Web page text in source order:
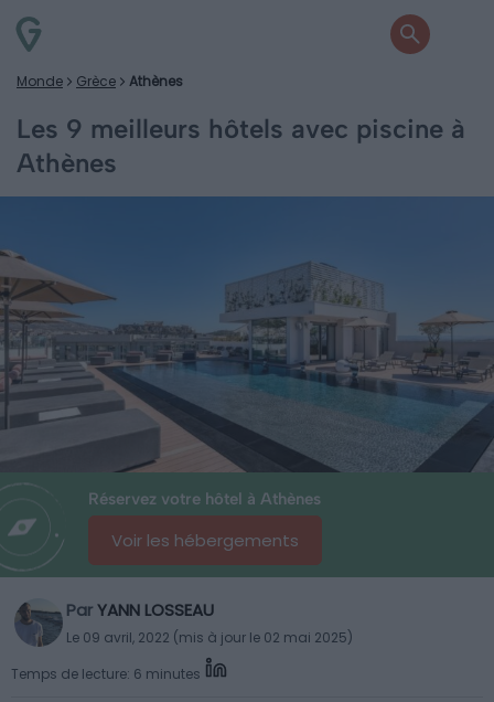
Monde Grèce Athènes
Les 9 meilleurs hôtels avec piscine à
Athènes
Réservez votre hôtel à Athènes
Voir les hébergements
ParYANN LOSSEAU
Le 09 avril, 2022 (mis à jour le 02 mai 2025)
Temps de lecture: 6 minutes